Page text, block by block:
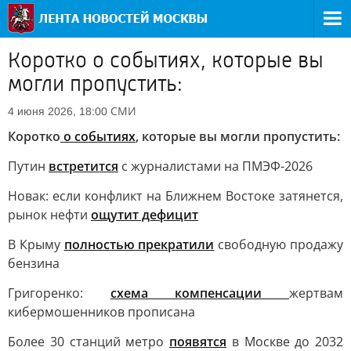
Коротко о событиях, которые вы
могли пропустить:
4 июня 2026, 18:00 СМИ
Коротко о событиях, которые вы могли пропустить:
Путин встретится с журналистами на ПМЭФ-2026
Новак: если конфликт на Ближнем Востоке затянется,
рынок нефти ощутит дефицит
В Крыму полностью прекратили свободную продажу
бензина
Григоренко: схема компенсациижертвам
кибермошенников прописана
Более 30 станций метро появятся в Москве до 2032